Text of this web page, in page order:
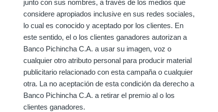
junto con sus nombres, a través de los medios que
considere apropiados inclusive en sus redes sociales,
lo cual es conocido y aceptado por los clientes. En
este sentido, el o los clientes ganadores autorizan a
Banco Pichincha C.A. a usar su imagen, voz o
cualquier otro atributo personal para producir material
publicitario relacionado con esta campaña o cualquier
otra. La no aceptación de esta condición da derecho a
Banco Pichincha C.A. a retirar el premio al o los
clientes ganadores.